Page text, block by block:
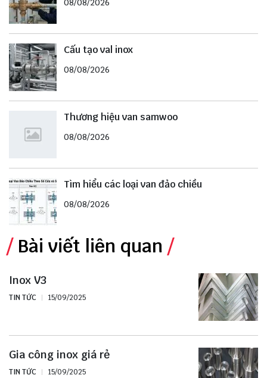
08/08/2026
Cấu tạo val inox
08/08/2026
Thương hiệu van samwoo
08/08/2026
Tìm hiểu các loại van đảo chiều
08/08/2026
Bài viết liên quan
Inox V3
TIN TỨC 15/09/2025
Gia công inox giá rẻ
TIN TỨC 15/09/2025